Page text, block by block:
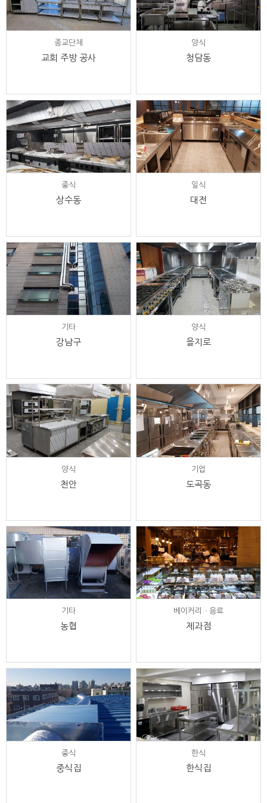
종교단체
교회 주방 공사
양식
청담동
중식
상수동
일식
대전
기타
강남구
양식
을지로
양식
천안
기업
도곡동
기타
농협
베이커리ㆍ음료
제과점
중식
중식집
한식
한식집